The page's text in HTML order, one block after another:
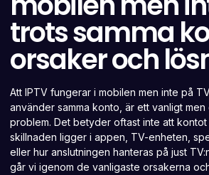
trots samma
orsaker och
Att IPTV fungerar i mobilen men inte på
använder samma konto, är ett vanligt
problem. Det betyder oftast inte att kontot
skillnaden ligger i appen, TV-enheten,
eller hur anslutningen hanteras på just
går vi igenom de vanligaste orsakerna